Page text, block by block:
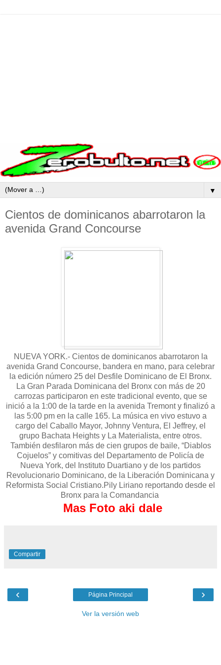
▼
Cientos de dominicanos abarrotaron la
avenida Grand Concourse
NUEVA YORK.- Cientos de dominicanos abarrotaron la
avenida Grand Concourse, bandera en mano, para celebrar
la edición número 25 del Desfile Dominicano de El Bronx.
La Gran Parada Dominicana del Bronx con más de 20
carrozas participaron en este tradicional evento, que se
inició a la 1:00 de la tarde en la avenida Tremont y finalizó a
las 5:00 pm en la calle 165. La música en vivo estuvo a
cargo del Caballo Mayor, Johnny Ventura, El Jeffrey, el
grupo Bachata Heights y La Materialista, entre otros.
También desfilaron más de cien grupos de baile, “Diablos
Cojuelos” y comitivas del Departamento de Policía de
Nueva York, del Instituto Duartiano y de los partidos
Revolucionario Dominicano, de la Liberación Dominicana y
Reformista Social Cristiano.Pily Liriano reportando desde el
Bronx para la Comandancia
Mas Foto aki dale
Compartir
‹ ›
Página Principal
Ver la versión web